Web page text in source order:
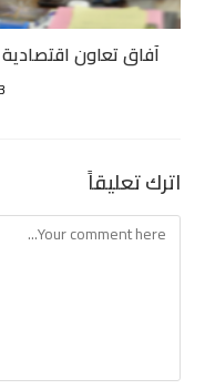
آفاق تعاون
اترك تعليقاً